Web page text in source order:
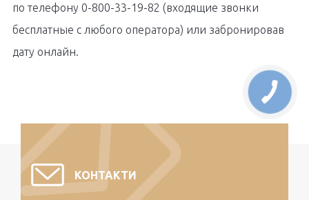
по телефону 0-800-33-19-82 (входящие звонки
бесплатные с любого оператора) или забронировав
дату онлайн.
КОНТАКТИ